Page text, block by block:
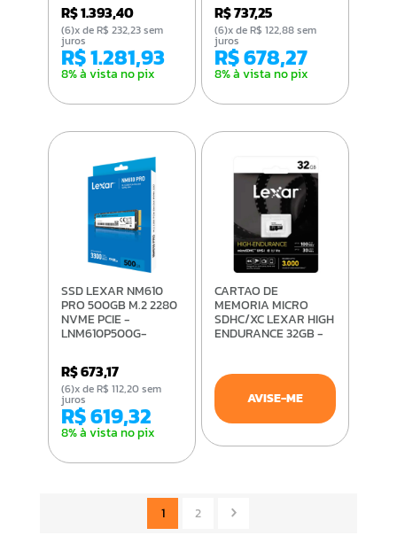
R$ 1.393,40
R$ 1.281,93
8% à vista no pix
(6)x de R$ 232,23 sem
juros
R$ 737,25
R$ 678,27
8% à vista no pix
(6)x de R$ 122,88 sem
juros
SSD LEXAR NM610
PRO 500GB M.2 2280
NVME PCIE -
LNM610P500G-
R$ 673,17
R$ 619,32
8% à vista no pix
(6)x de R$ 112,20 sem
juros
CARTAO DE
MEMORIA MICRO
SDHC/XC LEXAR HIGH
ENDURANCE 32GB -
AVISE-ME
1 2